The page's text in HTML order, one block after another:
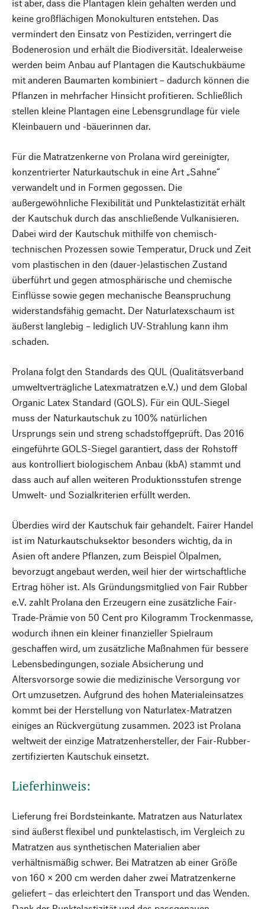
ist aber, dass die Plantagen klein gehalten werden und
keine großflächigen Monokulturen entstehen. Das
vermindert den Einsatz von Pestiziden, verringert die
Bodenerosion und erhält die Biodiversität. Idealerweise
werden beim Anbau auf Plantagen die Kautschukbäume
mit anderen Baumarten kombiniert – dadurch können die
Pflanzen in mehrfacher Hinsicht profitieren. Schließlich
stellen kleine Plantagen eine Lebensgrundlage für viele
Kleinbauern und -bäuerinnen dar.
Für die Matratzenkerne von Prolana wird gereinigter,
konzentrierter Naturkautschuk in eine Art „Sahne“
verwandelt und in Formen gegossen. Die
außergewöhnliche Flexibilität und Punktelastizität erhält
der Kautschuk durch das anschließende Vulkanisieren.
Dabei wird der Kautschuk mithilfe von chemisch-
technischen Prozessen sowie Temperatur, Druck und Zeit
vom plastischen in den (dauer-)elastischen Zustand
überführt und gegen atmosphärische und chemische
Einflüsse sowie gegen mechanische Beanspruchung
widerstandsfähig gemacht. Der Naturlatexschaum ist
äußerst langlebig – lediglich UV-Strahlung kann ihm
schaden.
Prolana folgt den Standards des QUL (Qualitätsverband
umweltverträgliche Latexmatratzen e.V.) und dem Global
Organic Latex Standard (GOLS). Für ein QUL-Siegel
muss der Naturkautschuk zu 100% natürlichen
Ursprungs sein und streng schadstoffgeprüft. Das 2016
eingeführte GOLS-Siegel garantiert, dass der Rohstoff
aus kontrolliert biologischem Anbau (kbA) stammt und
dass auch auf allen weiteren Produktionsstufen strenge
Umwelt- und Sozialkriterien erfüllt werden.
Überdies wird der Kautschuk fair gehandelt. Fairer Handel
ist im Naturkautschuksektor besonders wichtig, da in
Asien oft andere Pflanzen, zum Beispiel Ölpalmen,
bevorzugt angebaut werden, weil hier der wirtschaftliche
Ertrag höher ist. Als Gründungsmitglied von Fair Rubber
e.V. zahlt Prolana den Erzeugern eine zusätzliche Fair-
Trade-Prämie von 50 Cent pro Kilogramm Trockenmasse,
wodurch ihnen ein kleiner finanzieller Spielraum
geschaffen wird, um zusätzliche Maßnahmen für bessere
Lebensbedingungen, soziale Absicherung und
Altersvorsorge sowie die medizinische Versorgung vor
Ort umzusetzen. Aufgrund des hohen Materialeinsatzes
kommt bei der Herstellung von Naturlatex-Matratzen
einiges an Rückvergütung zusammen. 2023 ist Prolana
weltweit der einzige Matratzenhersteller, der Fair-Rubber-
zertifizierten Kautschuk einsetzt.
Lieferhinweis:
Lieferung frei Bordsteinkante. Matratzen aus Naturlatex
sind äußerst flexibel und punktelastisch, im Vergleich zu
Matratzen aus synthetischen Materialien aber
verhältnismäßig schwer. Bei Matratzen ab einer Größe
von 160 × 200 cm werden daher zwei Matratzenkerne
geliefert – das erleichtert den Transport und das Wenden.